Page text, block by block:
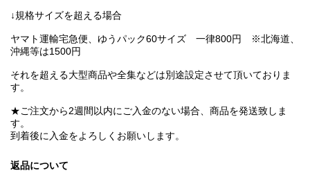
↓規格サイズを超える場合
ヤマト運輸宅急便、ゆうパック60サイズ 一律800円 ※北海道、
沖縄等は1500円
それを超える大型商品や全集などは別途設定させて頂いておりま
す。
★ご注文から2週間以内にご入金のない場合、商品を発送致しま
す。
到着後に入金をよろしくお願いします。
返品について